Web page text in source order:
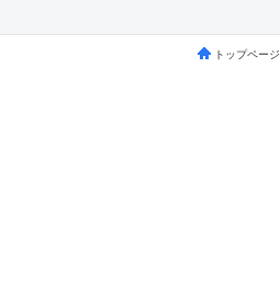
トップページ